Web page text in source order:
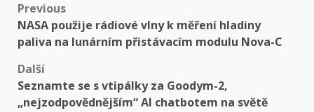
Post
navigation
Previous
NASA použije rádiové vlny k měření hladiny
paliva na lunárním přistávacím modulu Nova-C
Další
Seznamte se s vtipálky za Goodym-2,
„nejzodpovědnějším“ AI chatbotem na světě